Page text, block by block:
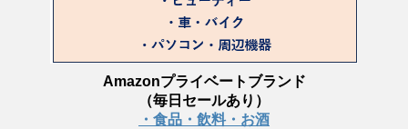
Amazonプライベートブランド
（毎日セールあり）
・食品・飲料・お酒